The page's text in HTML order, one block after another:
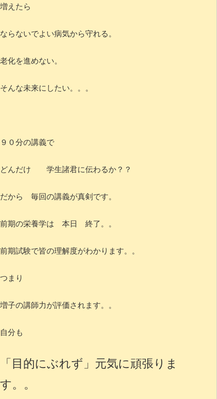
増えたら
ならないでよい病気から守れる。
老化を進めない。
そんな未来にしたい。。。
９０分の講義で
どんだけ 学生諸君に伝わるか？？
だから 毎回の講義が真剣です。
前期の栄養学は 本日 終了。。
前期試験で皆の理解度がわかります。。
つまり
増子の講師力が評価されます。。
自分も
「目的にぶれず」元気に頑張りま
す。。